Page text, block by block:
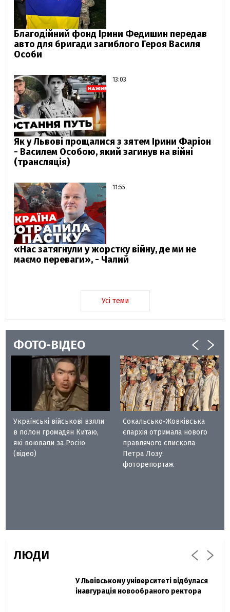
Благодійний фонд Ірини Федишин передав
авто для бригади загиблого Героя Василя
Особи
13:03
Як у Львові прощалися з зятем Ірини Фаріон
- Василем Особою, який загинув на війні
(трансляція)
11:55
«Нас затягнули у жорстку війну, де ми не
маємо переваги», - Чалий
Усі теми
ФОТО-ВІДЕО
Українські військові взяли
в полон громадян Китаю,
які воювали за Росію
(відео)
Сокальсько-Жовківська
єпархія отримала нового
правлячого єпископа
Петра Лозу:
фоторепортаж
ЛЮДИ
Павло Дак
«Час не лікує, лише притуплює біль»:
Захисник "Азовсталі" Діанов вдруге
одружився та показав фото з весілля
У Львівському університеті відбулася
інавгурація новообраного ректора